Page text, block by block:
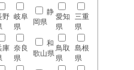
野 岐阜
県
静
岡県
愛知
県
三重
県
庫 奈良
県
和
歌山県
鳥取
県
島根
県